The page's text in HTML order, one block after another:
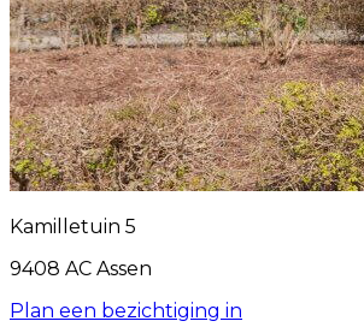
Kamilletuin 5
9408 AC Assen
Plan een bezichtiging in